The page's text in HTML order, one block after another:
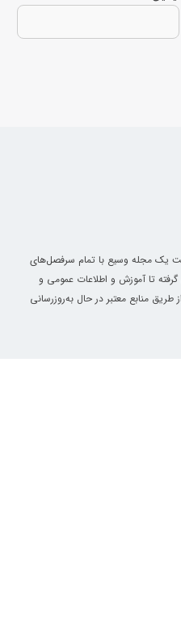
یک مجله وسیع با تمام سرفصل‌های
تا آموزش و اطلاعات عمومی و
منابع معتبر در حال به‌روزرسانی